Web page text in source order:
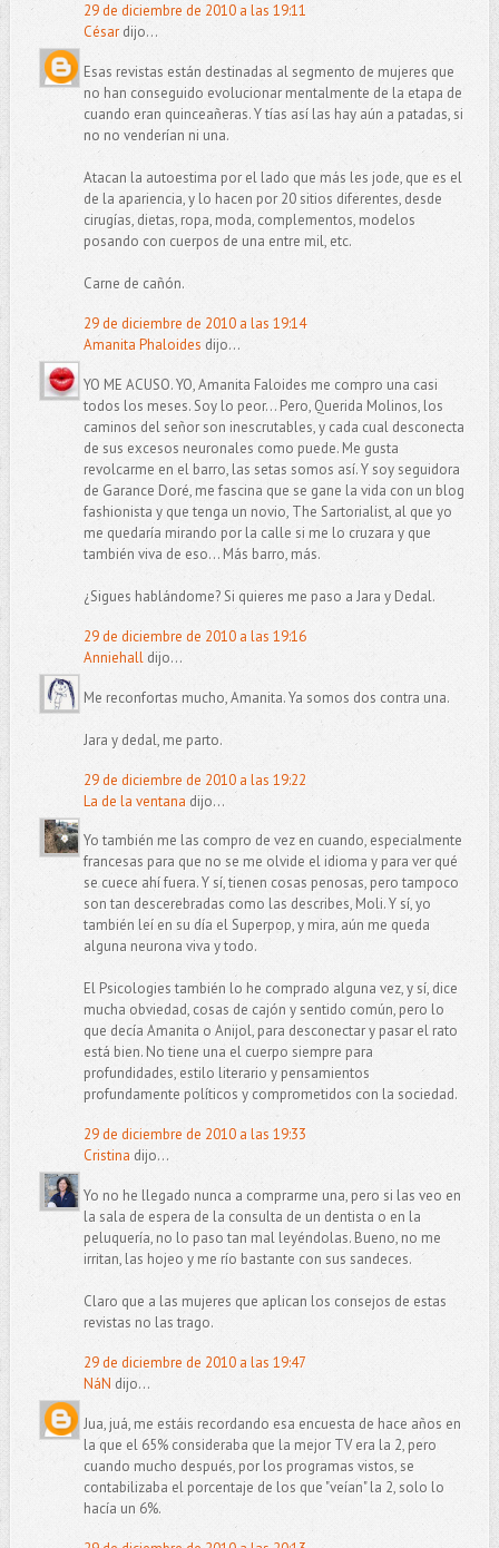
29 de diciembre de 2010 a las 19:11
Césardijo...
Esas revistas están destinadas al segmento de mujeres que
no han conseguido evolucionar mentalmente de la etapa de
cuando eran quinceañeras. Y tías así las hay aún a patadas, si
no no venderían ni una.
Atacan la autoestima por el lado que más les jode, que es el
de la apariencia, y lo hacen por 20 sitios diferentes, desde
cirugías, dietas, ropa, moda, complementos, modelos
posando con cuerpos de una entre mil, etc.
Carne de cañón.
29 de diciembre de 2010 a las 19:14
Amanita Phaloides dijo...
YO ME ACUSO. YO, Amanita Faloides me compro una casi
todos los meses. Soy lo peor... Pero, Querida Molinos, los
caminos del señor son inescrutables, y cada cual desconecta
de sus excesos neuronales como puede. Me gusta
revolcarme en el barro, las setas somos así. Y soy seguidora
de Garance Doré, me fascina que se gane la vida con un blog
fashionista y que tenga un novio, The Sartorialist, al que yo
me quedaría mirando por la calle si me lo cruzara y que
también viva de eso... Más barro, más.
¿Sigues hablándome? Si quieres me paso a Jara y Dedal.
29 de diciembre de 2010 a las 19:16
Anniehalldijo...
Me reconfortas mucho, Amanita. Ya somos dos contra una.
Jara y dedal, me parto.
29 de diciembre de 2010 a las 19:22
La de la ventana dijo...
Yo también me las compro de vez en cuando, especialmente
francesas para que no se me olvide el idioma y para ver qué
se cuece ahí fuera. Y sí, tienen cosas penosas, pero tampoco
son tan descerebradas como las describes, Moli. Y sí, yo
también leí en su día el Superpop, y mira, aún me queda
alguna neurona viva y todo.
El Psicologies también lo he comprado alguna vez, y sí, dice
mucha obviedad, cosas de cajón y sentido común, pero lo
que decía Amanita o Anijol, para desconectar y pasar el rato
está bien. No tiene una el cuerpo siempre para
profundidades, estilo literario y pensamientos
profundamente políticos y comprometidos con la sociedad.
29 de diciembre de 2010 a las 19:33
Cristina dijo...
Yo no he llegado nunca a comprarme una, pero si las veo en
la sala de espera de la consulta de un dentista o en la
peluquería, no lo paso tan mal leyéndolas. Bueno, no me
irritan, las hojeo y me río bastante con sus sandeces.
Claro que a las mujeres que aplican los consejos de estas
revistas no las trago.
29 de diciembre de 2010 a las 19:47
NáN dijo...
Jua, juá, me estáis recordando esa encuesta de hace años en
la que el 65% consideraba que la mejor TV era la 2, pero
cuando mucho después, por los programas vistos, se
contabilizaba el porcentaje de los que "veían" la 2, solo lo
hacía un 6%.